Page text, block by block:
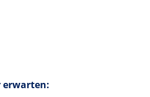
erwarten: